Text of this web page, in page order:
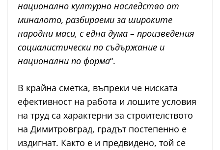
национално културно наследство от
миналото, разбираеми за широките
народни маси, с една дума – произведения
социалистически по съдържание и
национални по форма“.
В крайна сметка, въпреки че ниската
ефективност на работа и лошите условия
на труд са характерни за строителството
на Димитровград, градът постепенно е
издигнат. Както е и предвидено, той се